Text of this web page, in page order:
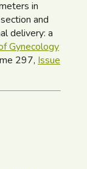
in
and
delivery: a
Gynecology
297, Issue